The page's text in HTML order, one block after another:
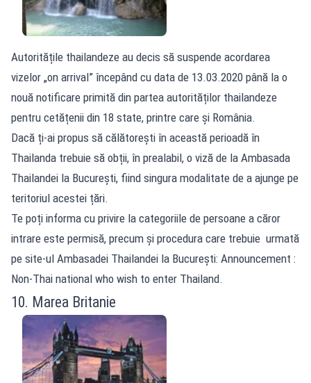
Autoritățile thailandeze au decis să suspende acordarea
vizelor „on arrival” începând cu data de 13.03.2020 până la o
nouă notificare primită din partea autorităților thailandeze
pentru cetățenii din 18 state, printre care și România.
Dacă ți-ai propus să călătorești în această perioadă în
Thailanda trebuie să obții, în prealabil, o viză de la Ambasada
Thailandei la București, fiind singura modalitate de a ajunge pe
teritoriul acestei țări.
Te poți informa cu privire la categoriile de persoane a căror
intrare este permisă, precum și procedura care trebuie urmată
pe site-ul Ambasadei Thailandei la București: Announcement :
Non-Thai national who wish to enter Thailand.
10. Marea Britanie